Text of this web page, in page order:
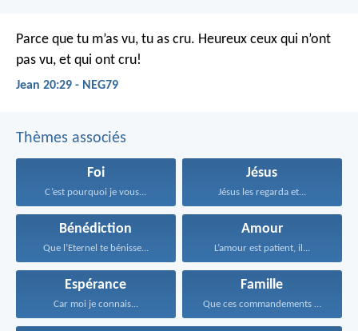
Parce que tu m’as vu, tu as cru. Heureux ceux qui n’ont
pas vu, et qui ont cru!
Jean 20:29 - NEG79
Thèmes associés
Foi
C’est pourquoi je vous...
Jésus
Jésus les regarda et...
Bénédiction
Que l’Eternel te bénisse...
Amour
L’amour est patient, il...
Espérance
Car moi je connais...
Famille
Que ces commandements que...